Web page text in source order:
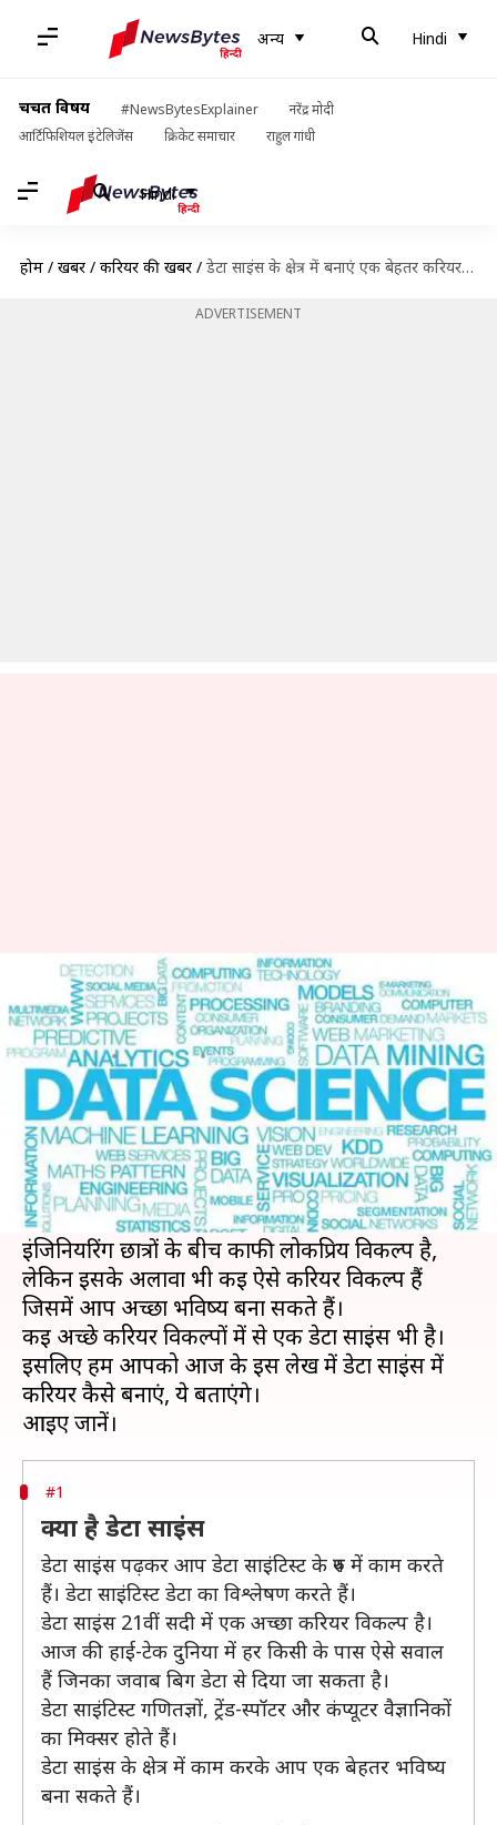
अन्य Hindi
चर्चित विषय #NewsBytesExplainer
नरेंद्र मोदी
आर्टिफिशियल इंटेलिजेंस
क्रिकेट समाचार राहुल गांधी
Hindi
होम / खबरें / करियर की खबरें / डेटा साइंस के क्षेत्र में बनाएं एक बेहतर करियर, ऐसे बनें डेटा साइंटिस्ट
ADVERTISEMENT
डेटा साइंस के क्षेत्र में बनाएं एक बेहतर
करियर, ऐसे बनें डेटा साइंटिस्ट
लेखन मोना दीक्षित Jul 27, 2019 09:13 pm
क्या है खबर?
जब आप स्कूली पढ़ाई पूरी कर लेते हैं, तो आप अपने
भविष्य के बारे में सोचते हैं।
12वीं पास करने के बाद करियर के लिए मेडिकल और
इंजिनियरिंग छात्रों के बीच काफी लोकप्रिय विकल्प है,
लेकिन इसके अलावा भी कई ऐसे करियर विकल्प हैं
जिसमें आप अच्छा भविष्य बना सकते हैं।
कई अच्छे करियर विकल्पों में से एक डेटा साइंस भी है।
इसलिए हम आपको आज के इस लेख में डेटा साइंस में
करियर कैसे बनाएं, ये बताएंगे।
#1
क्या है डेटा साइंस
डेटा साइंस पढ़कर आप डेटा साइंटिस्ट के रुप में काम करते
हैं। डेटा साइंटिस्ट डेटा का विश्लेषण करते हैं।
डेटा साइंस 21वीं सदी में एक अच्छा करियर विकल्प है।
आज की हाई-टेक दुनिया में हर किसी के पास ऐसे सवाल
हैं जिनका जवाब बिग डेटा से दिया जा सकता है।
डेटा साइंटिस्ट गणितज्ञों, ट्रेंड-स्पॉटर और कंप्यूटर वैज्ञानिकों
का मिक्सर होते हैं।
डेटा साइंस के क्षेत्र में काम करके आप एक बेहतर भविष्य
बना सकते हैं।